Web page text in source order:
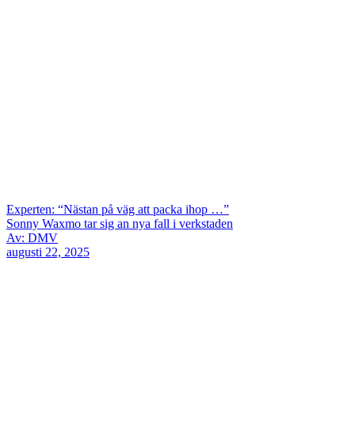
Experten: “Nästan på väg att packa ihop …”
Sonny Waxmo tar sig an nya fall i verkstaden
Av: DMV
augusti 22, 2025